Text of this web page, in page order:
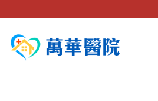
to
content